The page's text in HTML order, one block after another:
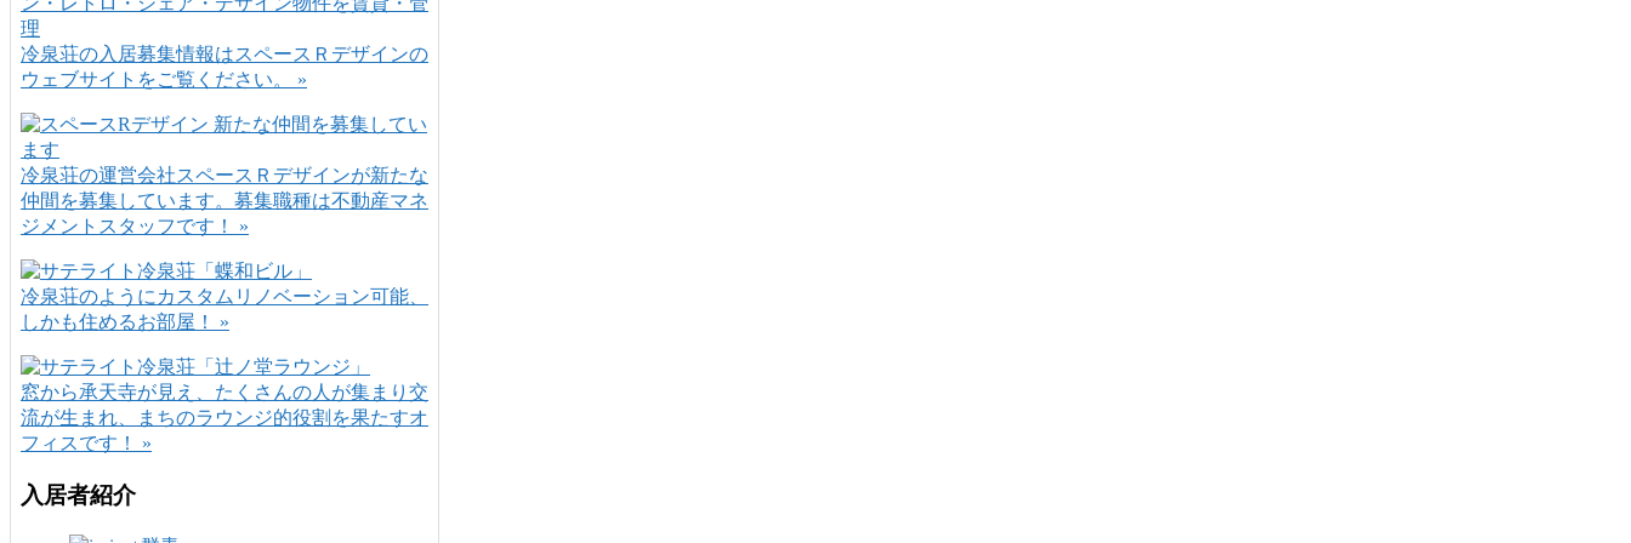
冷泉荘の入居募集情報はスペースＲデザインの
ウェブサイトをご覧ください。 »
冷泉荘の運営会社スペースＲデザインが新たな
仲間を募集しています。募集職種は不動産マネ
ジメントスタッフです！ »
冷泉荘のようにカスタムリノベーション可能、
しかも住めるお部屋！ »
窓から承天寺が見え、たくさんの人が集まり交
流が生まれ、まちのラウンジ的役割を果たすオ
フィスです！ »
入居者紹介